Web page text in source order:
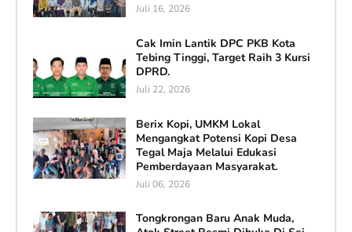
Juli 16, 2026
Cak Imin Lantik DPC PKB Kota
Tebing Tinggi, Target Raih 3 Kursi
DPRD.
Juli 22, 2026
Berix Kopi, UMKM Lokal
Mengangkat Potensi Kopi Desa
Tegal Maja Melalui Edukasi
Pemberdayaan Masyarakat.
Juli 06, 2026
Tongkrongan Baru Anak Muda,